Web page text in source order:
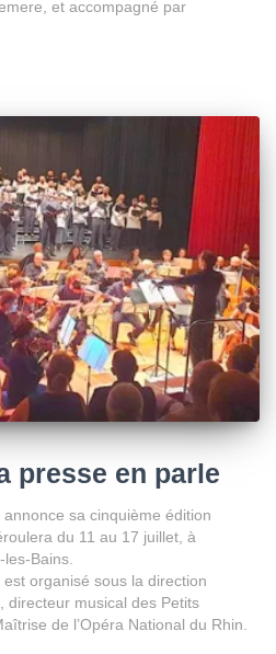
et accompagné par
presse en parle
annonce sa cinquième édition
du 11 au 17 juillet, à
Bains.
est organisé sous la direction
directeur musical des Petits
de l’Opéra National du Rhin.